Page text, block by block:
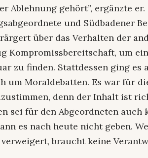
Ablehnung gehört”, ergänzte er.
und Südbadener
über das Verhalten der
Kompromissbereitschaft, um
zu finden. Stattdessen ging es
um Moraldebatten. Es war für
denn der Inhalt ist
sei für den Abgeordneten auch
es nach heute nicht geben.
braucht keine